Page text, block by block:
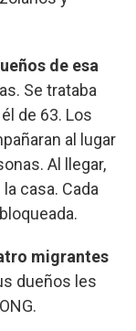
de esa
Se trataba
de 63. Los
al lugar
Al llegar,
casa. Cada
migrantes
dueños les